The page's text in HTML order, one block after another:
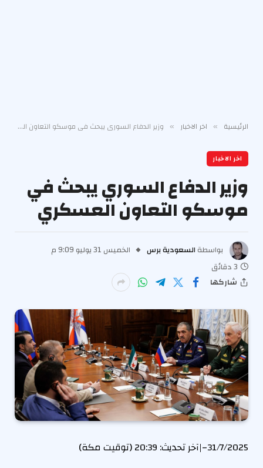
الرئيسية » اخر الاخبار » وزير الدفاع السوري يبحث في موسكو التعاون العسكري
اخر الاخبار
وزير الدفاع السوري يبحث في
موسكو التعاون العسكري
بواسطة السعودية برس
الخميس 31 يوليو 9:09 م
3 دقائق
شاركها
31/7/2025
–
|آخر تحديث: 20:39 (توقيت مكة)